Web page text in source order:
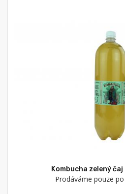
Kombucha zelený čaj
Prodáváme pouze